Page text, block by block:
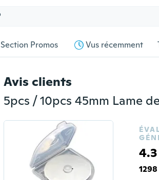
Section Promos Vus récemment
Avis clients
4.3